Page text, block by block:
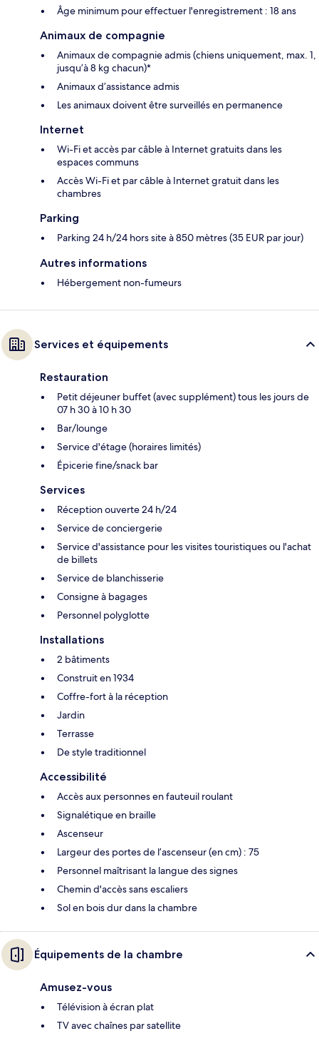
Âge minimum pour effectuer l'enregistrement : 18 ans
Animaux de compagnie
Animaux de compagnie admis (chiens uniquement, max. 1,
jusqu’à 8 kg chacun)*
Animaux d’assistance admis
Les animaux doivent être surveillés en permanence
Internet
Wi-Fi et accès par câble à Internet gratuits dans les
espaces communs
Accès Wi-Fi et par câble à Internet gratuit dans les
chambres
Parking
Parking 24 h/24 hors site à 850 mètres (35 EUR par jour)
Autres informations
Hébergement non-fumeurs
Services et équipements
Restauration
Petit déjeuner buffet (avec supplément) tous les jours de
07 h 30 à 10 h 30
Bar/lounge
Service d'étage (horaires limités)
Épicerie fine/snack bar
Services
Réception ouverte 24 h/24
Service de conciergerie
Service d'assistance pour les visites touristiques ou l'achat
de billets
Service de blanchisserie
Consigne à bagages
Personnel polyglotte
Installations
2 bâtiments
Construit en 1934
Coffre-fort à la réception
Jardin
Terrasse
De style traditionnel
Accessibilité
Accès aux personnes en fauteuil roulant
Signalétique en braille
Ascenseur
Largeur des portes de l’ascenseur (en cm) : 75
Personnel maîtrisant la langue des signes
Chemin d'accès sans escaliers
Sol en bois dur dans la chambre
Équipements de la chambre
Amusez-vous
Télévision à écran plat
TV avec chaînes par satellite